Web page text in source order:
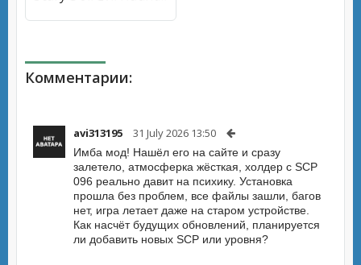
Комментарии:
avi313195 31 July 2026 13:50
Имба мод! Нашёл его на сайте и сразу
залетело, атмосферка жёсткая, холдер с SCP
096 реально давит на психику. Установка
прошла без проблем, все файлы зашли, багов
нет, игра летает даже на старом устройстве.
Как насчёт будущих обновлений, планируется
ли добавить новых SCP или уровня?